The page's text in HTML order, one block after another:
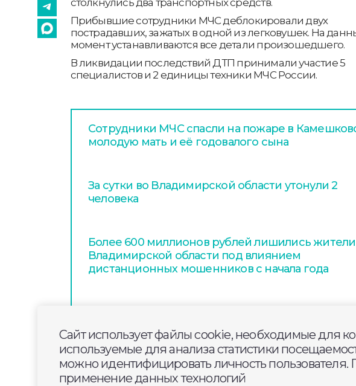
столкнулись два транспортных средств.
Прибывшие сотрудники МЧС деблокировали двух
пострадавших, зажатых в одной из легковушек. На
момент устанавливаются все детали произошедшего.
В ликвидации последствий ДТП принимали участие 5
специалистов и 2 единицы техники МЧС России.
Сотрудники МЧС спасли на пожаре в
молодую мать и её годовалого сына
За сутки во Владимирской области утонули 2
человека
Более 600 миллионов рублей лишились жители
Владимирской области под влиянием
дистанционных мошенников с начала года
Сайт использует файлы cookie, необходимые для
используемые для анализа статистики
можно идентифицировать личность
применение данных технологий